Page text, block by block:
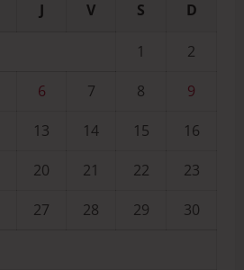
J V S D
1
2
6 7 8
9
13 14 15
16
20 21 22
23
27 28 29
30